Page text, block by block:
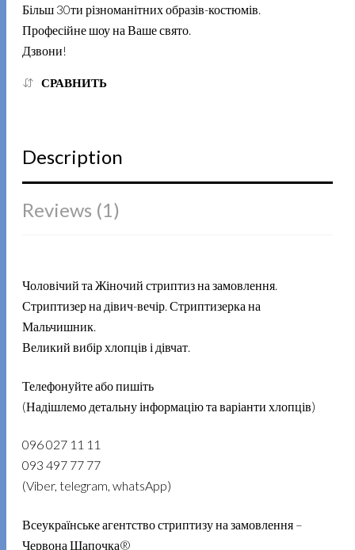
Більш 30ти різноманітних образів-костюмів.
Професійне шоу на Ваше свято.
Дзвони!
СРАВНИТЬ
Description
Reviews (1)
Чоловічий та Жіночий стриптиз на замовлення.
Стриптизер на дівич-вечір. Стриптизерка на
Мальчишник.
Великий вибір хлопців і дівчат.
Телефонуйте або пишіть
(Надішлемо детальну інформацію та варіанти хлопців)
096 027 11 11
093 497 77 77
(Viber, telegram, whatsApp)
Всеукраїнське агентство стриптизу на замовлення –
Червона Шапочка®